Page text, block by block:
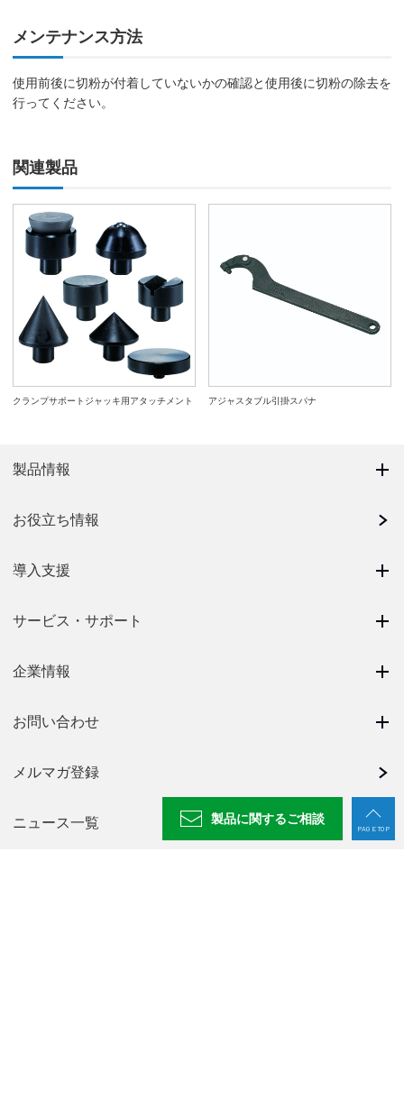
メンテナンス方法
使用前後に切粉が付着していないかの確認と使用後に切粉の除去を
行ってください。
関連製品
クランプサポートジャッキ用アタッチメント アジャスタブル引掛スパナ
製品に関するご相談
PAGE TOP
製品情報
お役立ち情報
導入支援
サービス・サポート
企業情報
お問い合わせ
メルマガ登録
ニュース一覧